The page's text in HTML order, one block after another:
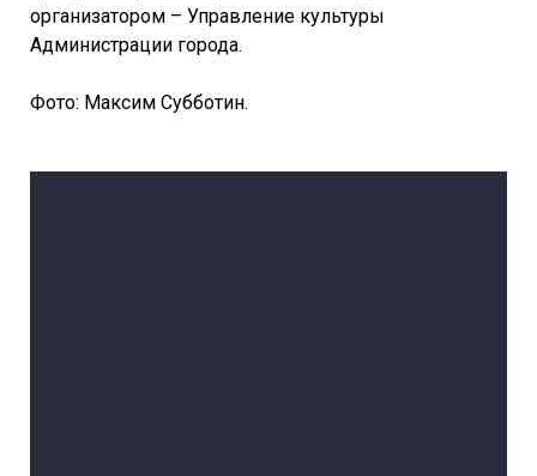
организатором – Управление культуры
Администрации города.
Фото: Максим Субботин.